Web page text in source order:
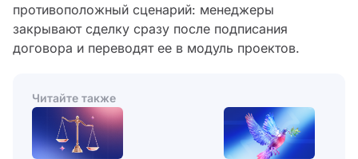
противоположный сценарий: менеджеры
закрывают сделку сразу после подписания
договора и переводят ее в модуль проектов.
Читайте также